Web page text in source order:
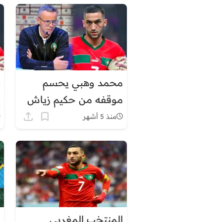
محمد وهبي يحسم
موقفه من حكيم زياش
منذ 5 أشهر
المنتخب المغربي